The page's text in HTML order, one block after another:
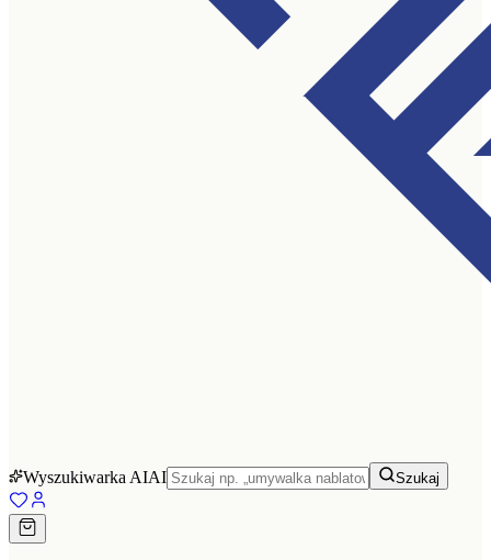
Wyszukiwarka AIAI Szukaj